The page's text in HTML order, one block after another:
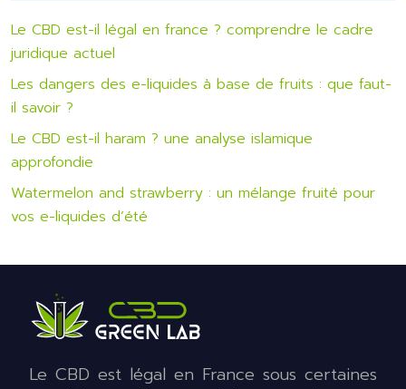
Le CBD est-il légal en france ? comprendre le cadre
juridique actuel
Les dangers des e-liquides à base de fruits : que faut-
il savoir ?
Le CBD est-il haram ? une analyse islamique
approfondie
Watermelon and strawberry : un mélange fruité pour
vos e-liquides d’été
Le CBD est légal en France sous certaines